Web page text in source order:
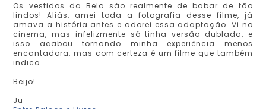
Os vestidos da Bela são realmente de babar de tão
lindos! Aliás, amei toda a fotografia desse filme, já
amava a história antes e adorei essa adaptação. Vi no
cinema, mas infelizmente só tinha versão dublada, e
isso acabou tornando minha experiência menos
encantadora, mas com certeza é um filme que também
indico.
Beijo!
Ju